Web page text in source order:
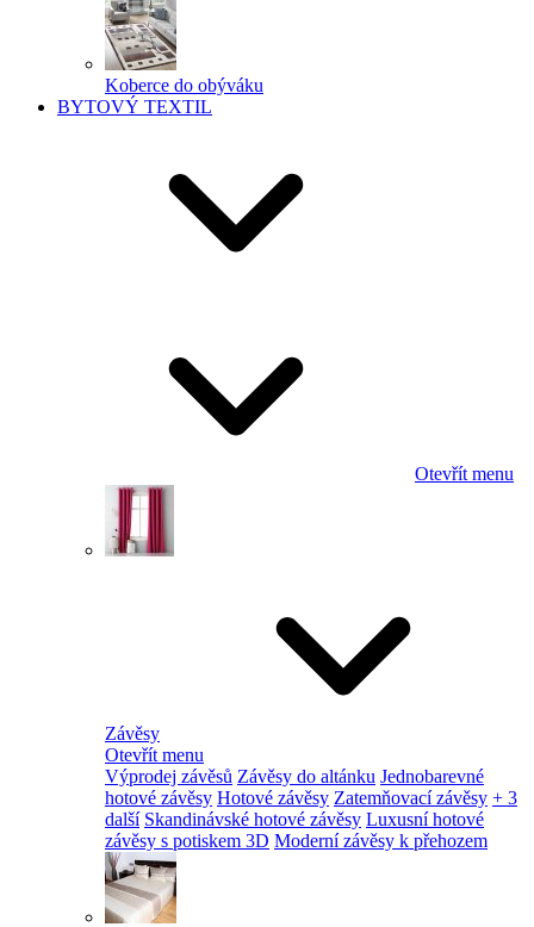
Koberce do obýváku
BYTOVÝ TEXTIL
Otevřít menu
Závěsy
Otevřít menu
Výprodej závěsů Závěsy do altánku Jednobarevné
hotové závěsy Hotové závěsy Zatemňovací závěsy + 3
další Skandinávské hotové závěsy Luxusní hotové
závěsy s potiskem 3D Moderní závěsy k přehozem